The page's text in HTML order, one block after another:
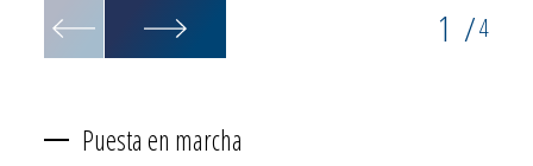
1 /4
Puesta en marcha